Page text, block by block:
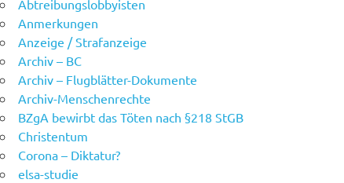
Abtreibungslobbyisten
Anmerkungen
Anzeige / Strafanzeige
Archiv – BC
Archiv – Flugblätter-Dokumente
Archiv-Menschenrechte
BZgA bewirbt das Töten nach §218 StGB
Christentum
Corona – Diktatur?
elsa-studie